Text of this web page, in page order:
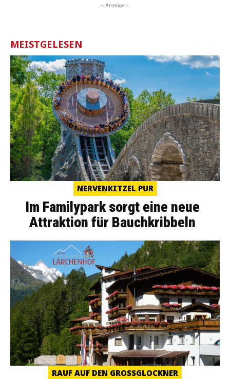
- Anzeige -
MEISTGELESEN
NERVENKITZEL PUR
Im Familypark sorgt eine neue
Attraktion für Bauchkribbeln
RAUF AUF DEN GROSSGLOCKNER